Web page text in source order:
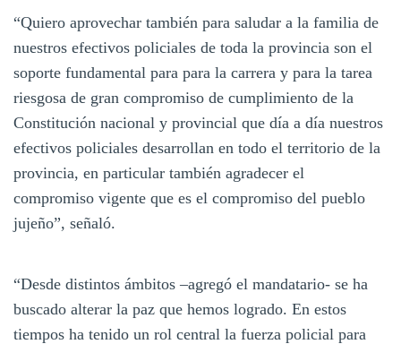
“Quiero aprovechar también para saludar a la familia de
nuestros efectivos policiales de toda la provincia son el
soporte fundamental para para la carrera y para la tarea
riesgosa de gran compromiso de cumplimiento de la
Constitución nacional y provincial que día a día nuestros
efectivos policiales desarrollan en todo el territorio de la
provincia, en particular también agradecer el
compromiso vigente que es el compromiso del pueblo
jujeño”, señaló.
“Desde distintos ámbitos –agregó el mandatario- se ha
buscado alterar la paz que hemos logrado. En estos
tiempos ha tenido un rol central la fuerza policial para